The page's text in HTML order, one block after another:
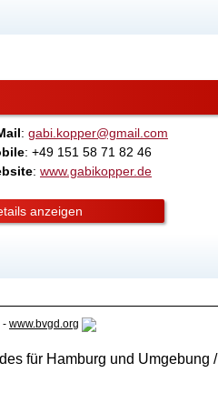
: gabi.kopper@gmail.com
: +49 151 58 71 82 46
: www.gabikopper.de
anzeigen
- www.bvgd.org
für Hamburg und Umgebung /